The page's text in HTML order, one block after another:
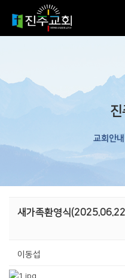
진
교회안내
새가족환영식
이동섭